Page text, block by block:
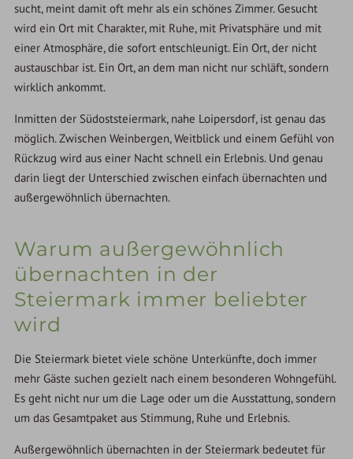
sucht, meint damit oft mehr als ein schönes Zimmer. Gesucht
wird ein Ort mit Charakter, mit Ruhe, mit Privatsphäre und mit
einer Atmosphäre, die sofort entschleunigt. Ein Ort, der nicht
austauschbar ist. Ein Ort, an dem man nicht nur schläft, sondern
wirklich ankommt.
Inmitten der Südoststeiermark, nahe Loipersdorf, ist genau das
möglich. Zwischen Weinbergen, Weitblick und einem Gefühl von
Rückzug wird aus einer Nacht schnell ein Erlebnis. Und genau
darin liegt der Unterschied zwischen einfach übernachten und
außergewöhnlich übernachten.
Warum außergewöhnlich
übernachten in der
Steiermark immer beliebter
wird
Die Steiermark bietet viele schöne Unterkünfte, doch immer
mehr Gäste suchen gezielt nach einem besonderen Wohngefühl.
Es geht nicht nur um die Lage oder um die Ausstattung, sondern
um das Gesamtpaket aus Stimmung, Ruhe und Erlebnis.
Außergewöhnlich übernachten in der Steiermark bedeutet für